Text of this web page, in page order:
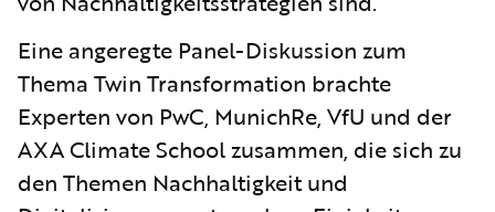
Eine angeregte Panel-Diskussion zum
Thema Twin Transformation brachte
Experten von PwC, MunichRe, VfU und der
AXA Climate School zusammen, die sich zu
den Themen Nachhaltigkeit und